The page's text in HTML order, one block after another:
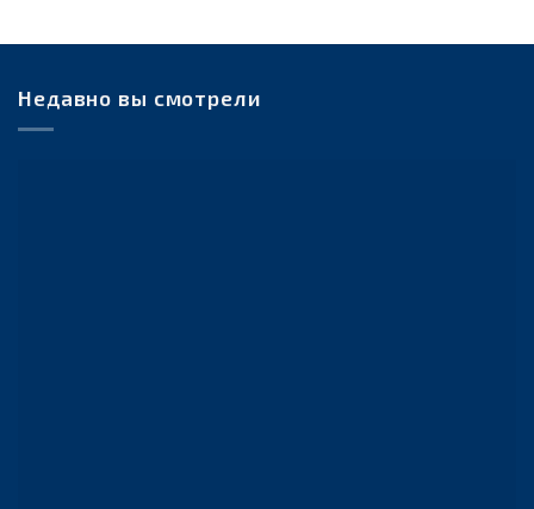
Недавно вы смотрели